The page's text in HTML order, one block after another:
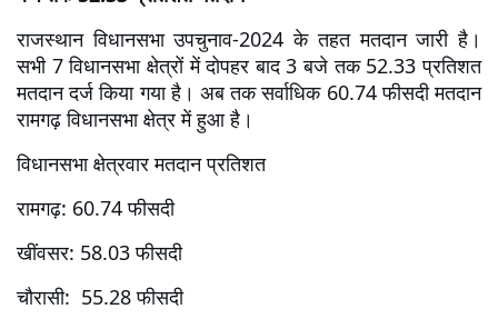
राजस्थान विधानसभा उपचुनाव-2024 के तहत मतदान जारी है।
सभी 7 विधानसभा क्षेत्रों में दोपहर बाद 3 बजे तक 52.33 प्रतिशत
मतदान दर्ज किया गया है। अब तक सर्वाधिक 60.74 फीसदी मतदान
रामगढ़ विधानसभा क्षेत्र में हुआ है।
विधानसभा क्षेत्रवार मतदान प्रतिशत
रामगढ़: 60.74 फीसदी
खींवसर: 58.03 फीसदी
चौरासी:  55.28 फीसदी